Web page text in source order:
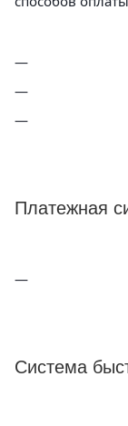
Платежная
Система